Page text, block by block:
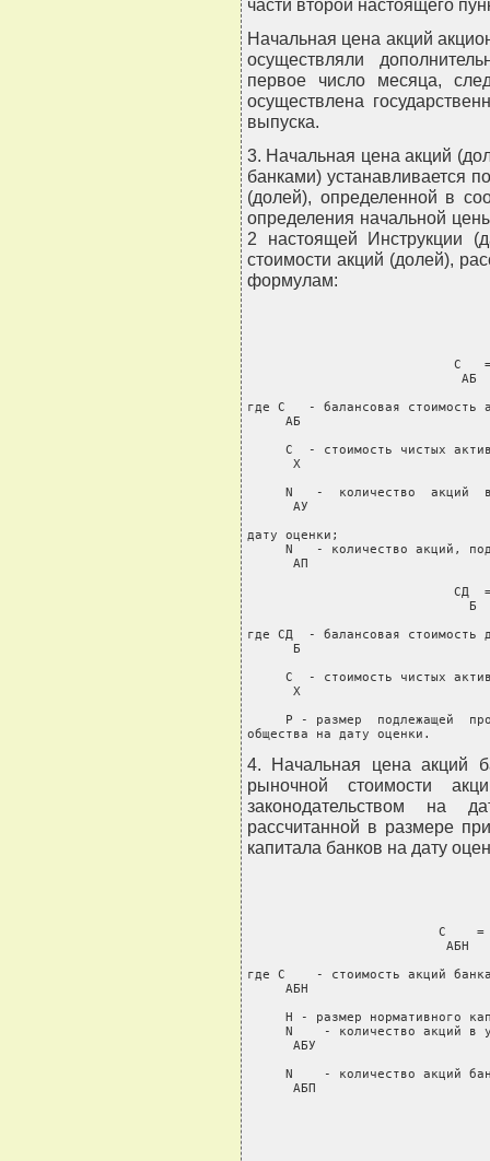
части второй настоящего
Начальная цена акций
осуществляли
первое число месяца,
осуществлена
выпуска.
3. Начальная цена акций
банками) устанавливается
(долей), определенной в
определения начальной
2 настоящей Инструкции
стоимости акций (долей),
формулам:
С
АБ
где С   - балансовая стоимость
     АБ
С  - стоимость чистых
      Х
N   -  количество  акций
      АУ
дату оценки;
N   - количество акций,
      АП
СД
Б
где СД  - балансовая стоимость
      Б
С  - стоимость чистых
      Х
Р - размер  подлежащей
общества на дату оценки.
4. Начальная цена акций
рыночной стоимости
законодательством на
рассчитанной в размере
капитала банков на дату
С    =
АБН
где С    - стоимость акций
     АБН
Н - размер нормативного
N    - количество акций в
      АБУ
N    - количество акций
      АБП